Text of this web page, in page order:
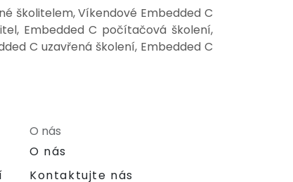
školitelem, Víkendové Embedded C
Embedded C počítačová školení,
C uzavřená školení, Embedded C
O nás
O nás
Kontaktujte nás